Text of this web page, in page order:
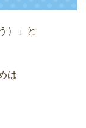
）」と
は